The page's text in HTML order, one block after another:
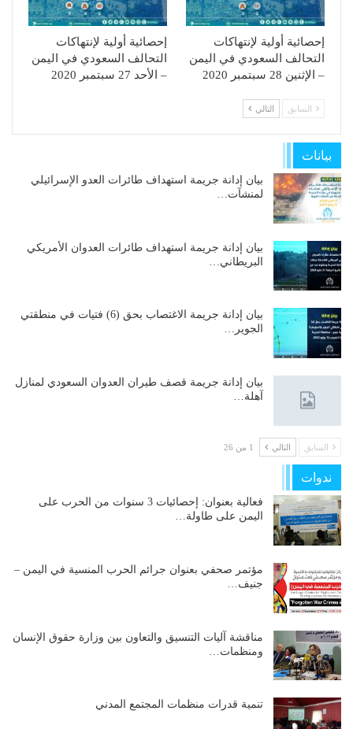
إحصائية أولية لإنتهاكات
التحالف السعودي في اليمن
– الإثنين 28 سبتمبر 2020
إحصائية أولية لإنتهاكات
التحالف السعودي في اليمن
– الأحد 27 سبتمبر 2020
السابق التالي
بيانات
بيان إدانة جريمة استهداف طائرات العدو الإسرائيلي
لمنشآت…
بيان إدانة جريمة استهداف طائرات العدوان الأمريكي
البريطاني…
بيان إدانة جريمة الاغتصاب بحق (6) فتيات في منطقتي
الجوير…
بيان إدانة جريمة قصف طيران العدوان السعودي لمنازل
آهلة…
السابق التالي 1 من 26
ندوات
فعالية بعنوان: إحصائيات 3 سنوات من الحرب على
اليمن على طاولة…
مؤتمر صحفي بعنوان جرائم الحرب المنسية في اليمن –
جنيف…
مناقشة آليات التنسيق والتعاون بين وزارة حقوق الإنسان
ومنظمات…
تنمية قدرات منظمات المجتمع المدني